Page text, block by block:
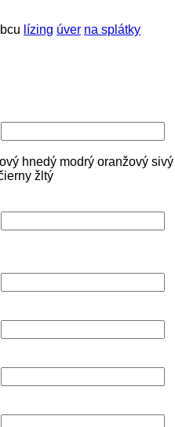
lízing úver na splátky
hnedý modrý oranžový sivý
žltý